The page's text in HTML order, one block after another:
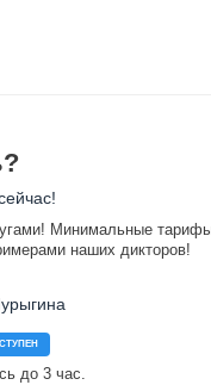
Минимальные
наших дикторов!
до 3 час.